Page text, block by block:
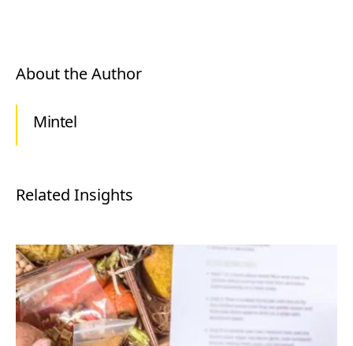
About the Author
Mintel
Related Insights